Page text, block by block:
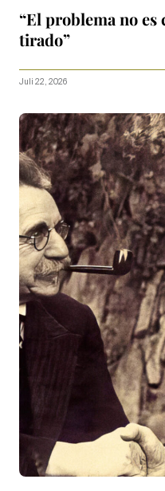
“El problema no es
tirado”
Juli 22, 2026